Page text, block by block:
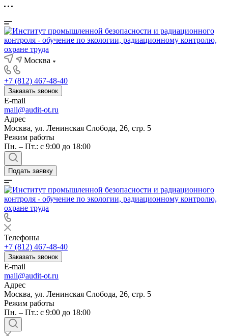
Москва
+7 (812) 467-48-40
Заказать звонок
E-mail
mail@audit-ot.ru
Адрес
Москва, ул. Ленинская Слобода, 26, стр. 5
Режим работы
Пн. – Пт.: с 9:00 до 18:00
Подать заявку
Телефоны
+7 (812) 467-48-40
Заказать звонок
E-mail
mail@audit-ot.ru
Адрес
Москва, ул. Ленинская Слобода, 26, стр. 5
Режим работы
Пн. – Пт.: с 9:00 до 18:00